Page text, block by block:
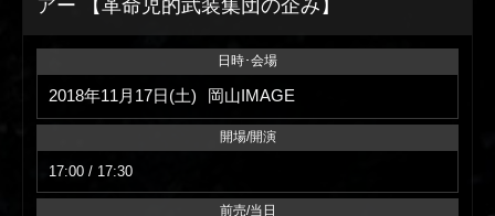
08月
09月
アー 【革命児的武装集団の企み】
日時･会場
2018年11月17日(土) 岡山IMAGE
開場/開演
17:00 / 17:30
前売/当日